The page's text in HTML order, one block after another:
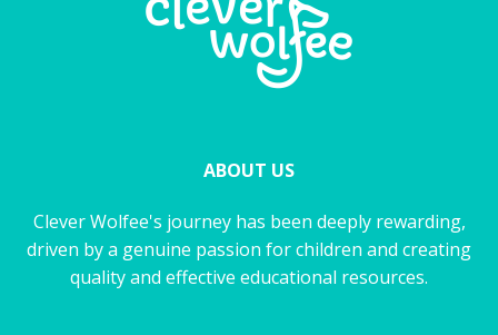
ABOUT US
Clever Wolfee's journey has been deeply rewarding,
driven by a genuine passion for children and creating
quality and effective educational resources.